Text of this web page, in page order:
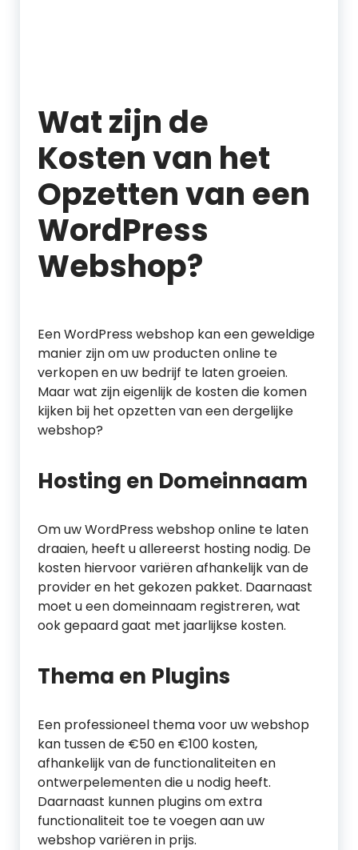
Wat zijn de
Kosten van het
Opzetten van een
WordPress
Webshop?
Een WordPress webshop kan een geweldige
manier zijn om uw producten online te
verkopen en uw bedrijf te laten groeien.
Maar wat zijn eigenlijk de kosten die komen
kijken bij het opzetten van een dergelijke
webshop?
Hosting en Domeinnaam
Om uw WordPress webshop online te laten
draaien, heeft u allereerst hosting nodig. De
kosten hiervoor variëren afhankelijk van de
provider en het gekozen pakket. Daarnaast
moet u een domeinnaam registreren, wat
ook gepaard gaat met jaarlijkse kosten.
Thema en Plugins
Een professioneel thema voor uw webshop
kan tussen de €50 en €100 kosten,
afhankelijk van de functionaliteiten en
ontwerpelementen die u nodig heeft.
Daarnaast kunnen plugins om extra
functionaliteit toe te voegen aan uw
webshop variëren in prijs.